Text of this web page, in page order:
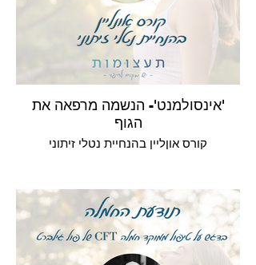
'אינסולמנט'- הנשמה מרפאה את
הגוף
קורס אוןליין בהנחיית נטלי זיתוני